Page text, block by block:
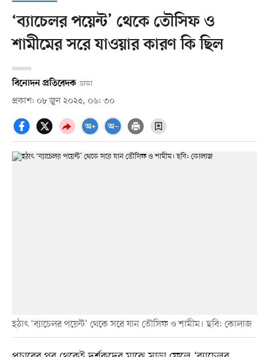
‘ব্যাচেলর পয়েন্ট’ থেকে তৌসিফ ও
শামীমের সরে যাওয়ার কারণ কি ছিল
বিনোদন প্রতিবেদক ঢাকা
প্রকাশ: ০৮ জুন ২০২৫, ০৬: ৩০
হঠাৎ ‘ব্যাচেলর পয়েন্ট’ থেকে সরে যান তৌসিফ ও শামীম। ছবি: কোলাজ